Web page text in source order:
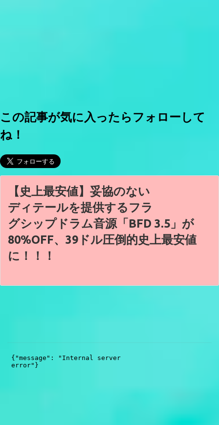
この記事が気に入ったらフォローして
ね！
【史上最安値】妥協のない
ディテールを提供するフラ
グシップドラム音源「BFD 3.5」が
80%OFF、39ドル圧倒的史上最安値
に！！！